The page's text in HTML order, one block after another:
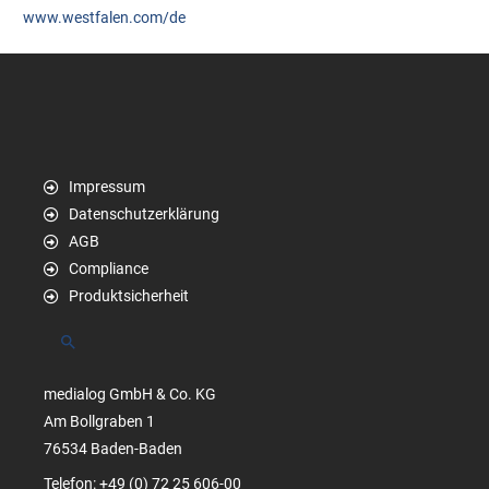
www.westfalen.com/de
Impressum
Datenschutzerklärung
AGB
Compliance
Produktsicherheit
Suchen
medialog GmbH & Co. KG
Am Bollgraben 1
76534 Baden-Baden
Telefon: +49 (0) 72 25 606-00